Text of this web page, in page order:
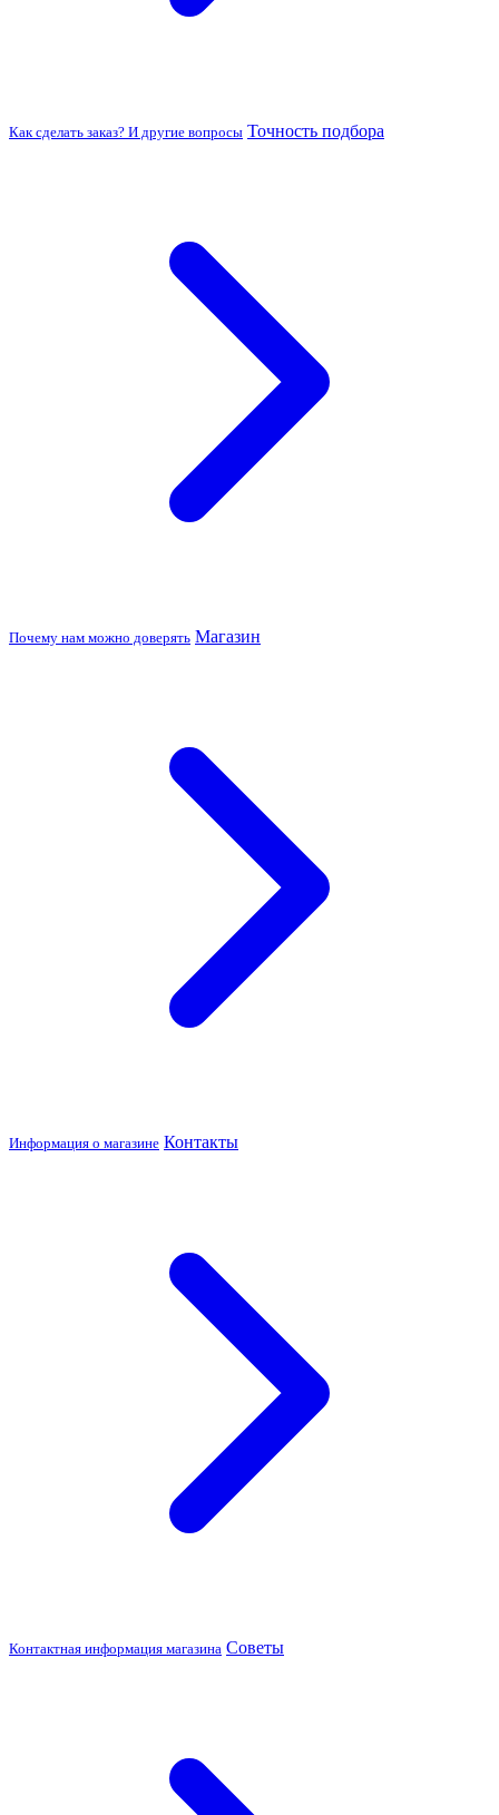
Как сделать заказ? И другие вопросы Точность подбора
Почему нам можно доверять Магазин
Информация о магазине Контакты
Контактная информация магазина Советы